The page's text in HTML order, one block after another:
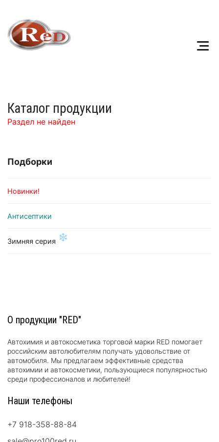
Каталог продукции
Раздел не найден
Подборки
Новинки!
Антисептики
Зимняя серия ❄
О продукции "RED"
Автохимия и автокосметика торговой марки RED помогает
российским автолюбителям получать удовольствие от
автомобиля. Мы предлагаем эффективные средства
автохимии и автокосметики, пользующиеся популярностью
среди профессионалов и любителей!
Наши телефоны
+7 918-358-88-84